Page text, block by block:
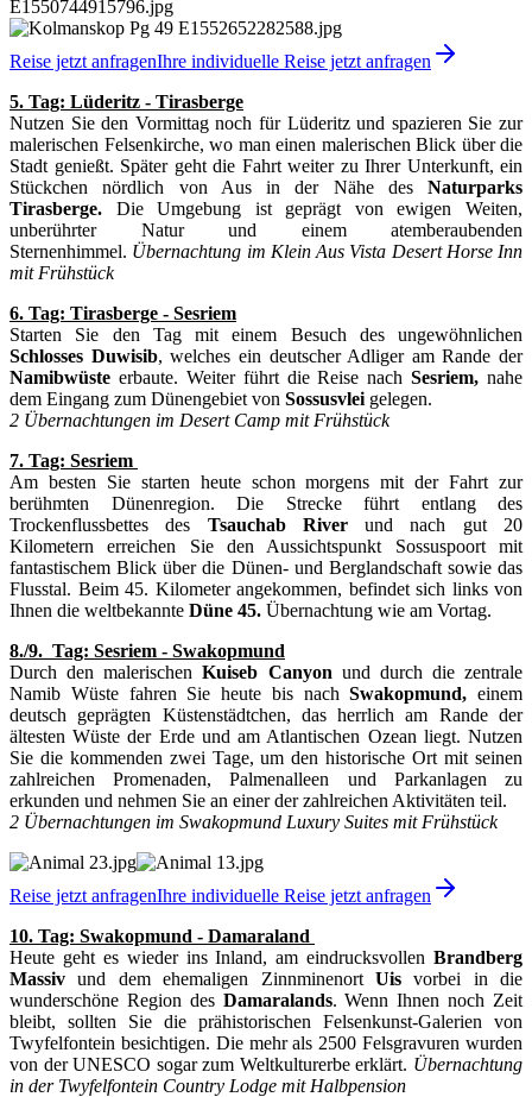
Reise jetzt anfragenIhre individuelle Reise jetzt anfragen
5. Tag: Lüderitz - Tirasberge
Nutzen Sie den Vormittag noch für Lüderitz und spazieren Sie zur
malerischen Felsenkirche, wo man einen malerischen Blick über die
Stadt genießt. Später geht die Fahrt weiter zu Ihrer Unterkunft, ein
Stückchen nördlich von Aus in der Nähe des Naturparks
Tirasberge. Die Umgebung ist geprägt von ewigen Weiten,
unberührter Natur und einem atemberaubenden
Sternenhimmel. Übernachtung im Klein Aus Vista Desert Horse Inn
mit Frühstück
6. Tag: Tirasberge - Sesriem
Starten Sie den Tag mit einem Besuch des ungewöhnlichen
Schlosses Duwisib, welches ein deutscher Adliger am Rande der
Namibwüste erbaute. Weiter führt die Reise nachSesriem, nahe
dem Eingang zum Dünengebiet von Sossusvlei gelegen.
2 Übernachtungen im Desert Camp mit Frühstück
7. Tag: Sesriem
Am besten Sie starten heute schon morgens mit der Fahrt zur
berühmten Dünenregion. Die Strecke führt entlang des
Trockenflussbettes des Tsauchab Riverund nach gut 20
Kilometern erreichen Sie den Aussichtspunkt Sossuspoort mit
fantastischem Blick über die Dünen- und Berglandschaft sowie das
Flusstal. Beim 45. Kilometer angekommen, befindet sich links von
Ihnen die weltbekannte Düne 45. Übernachtung wie am Vortag.
8./9. Tag: Sesriem - Swakopmund
Durch den malerischenKuiseb Canyon und durch die zentrale
Namib Wüste fahren Sie heute bis nachSwakopmund, einem
deutsch geprägten Küstenstädtchen, das herrlich am Rande der
ältesten Wüste der Erde und am Atlantischen Ozean liegt. Nutzen
Sie die kommenden zwei Tage, um den historische Ort mit seinen
zahlreichen Promenaden, Palmenalleen und Parkanlagen zu
erkunden und nehmen Sie an einer der zahlreichen Aktivitäten teil.
2 Übernachtungen im Swakopmund Luxury Suites mit Frühstück
Reise jetzt anfragenIhre individuelle Reise jetzt anfragen
10. Tag: Swakopmund - Damaraland
Heute geht es wieder ins Inland, am eindrucksvollen Brandberg
Massiv und dem ehemaligen Zinnminenort Uisvorbei in die
wunderschöne Region des Damaralands. Wenn Ihnen noch Zeit
bleibt, sollten Sie die prähistorischen Felsenkunst-Galerien von
Twyfelfontein besichtigen. Die mehr als 2500 Felsgravuren wurden
von der UNESCO sogar zum Weltkulturerbe erklärt. Übernachtung
in der Twyfelfontein Country Lodge mit Halbpension